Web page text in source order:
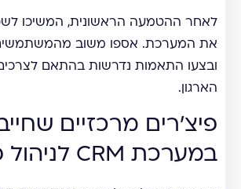
לאחר ההטמעה הראשונית, המשיכו
את המערכת. אספו משוב
ובצעו התאמות נדרשות בהתאם
הארגון.
פיצ'רים מרכזיים
במערכת CRM לניהול פניות